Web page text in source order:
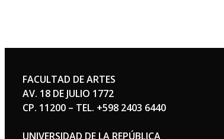
FACULTAD DE ARTES
AV. 18 DE JULIO 1772
CP. 11200 – TEL. +598 2403 6440
UNIVERSIDAD DE LA REPÚBLICA